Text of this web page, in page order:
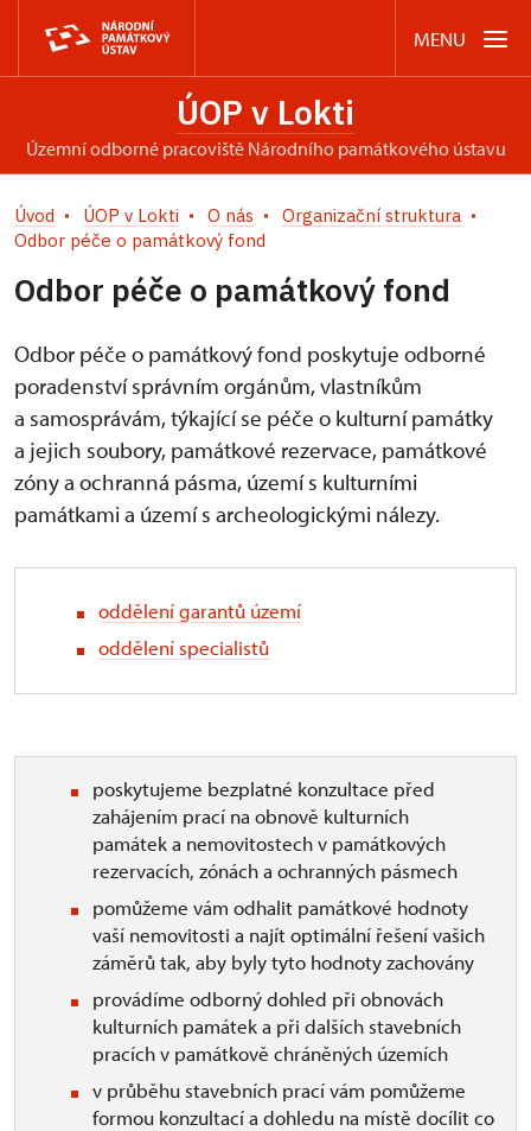
MENU
ÚOP v Lokti
územní odborné pracoviště Národního památkového ústavu
Úvod ÚOP v Lokti O nás
Organizační struktura
Odbor péče o památkový fond
Odbor péče o památkový fond
Odbor péče o památkový fond poskytuje odborné
poradenství správním orgánům, vlastníkům
a samosprávám, týkající se péče o kulturní památky
a jejich soubory, památkové rezervace, památkové
zóny a ochranná pásma, území s kulturními
památkami a území s archeologickými nálezy.
oddělení garantů území
oddělení specialistů
poskytujeme bezplatné konzultace před
zahájením prací na obnově kulturních
památek a nemovitostech v památkových
rezervacích, zónách a ochranných pásmech
pomůžeme vám odhalit památkové hodnoty
vaší nemovitosti a najít optimální řešení vašich
záměrů tak, aby byly tyto hodnoty zachovány
provádíme odborný dohled při obnovách
kulturních památek a při dalších stavebních
pracích v památkově chráněných územích
v průběhu stavebních prací vám pomůžeme
formou konzultací a dohledu na místě docílit co